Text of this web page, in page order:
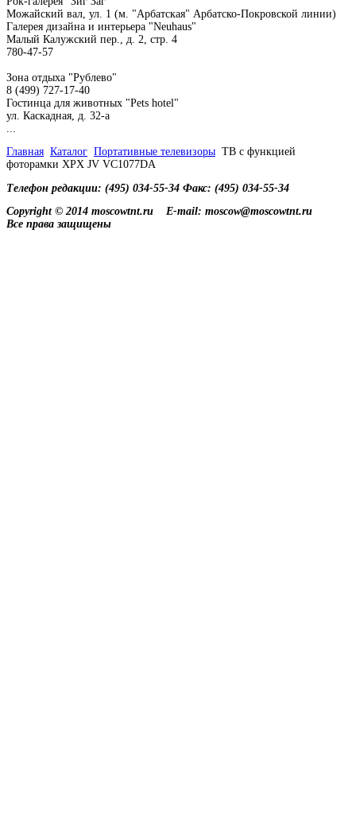
Можайский вал, ул. 1 (м. "Арбатская" Арбатско-Покровской линии)
Галерея дизайна и интерьера "Neuhaus"
Малый Калужский пер., д. 2, стр. 4
780-47-57
Зона отдыха "Рублево"
8 (499) 727-17-40
Гостинца для животных "Рets hotel"
ул. Каскадная, д. 32-а
Главная Каталог Портативные телевизоры ТВ с функцией
фоторамки XPX JV VC1077DA
Телефон редакции: (495) 034-55-34 Факс: (495) 034-55-34
Copyright © 2014 moscowtnt.ru
E-mail: moscow@moscowtnt.ru
Все права защищены